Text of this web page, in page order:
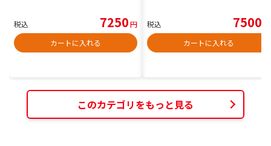
税込 7250円
カートに入れる
税込 7500
カートに入れる
このカテゴリをもっと見る